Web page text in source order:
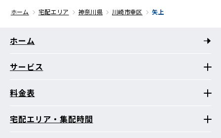
ホーム 宅配エリア 神奈川県 川崎市幸区 矢上
ホーム
サービス
料金表
宅配エリア・集配時間